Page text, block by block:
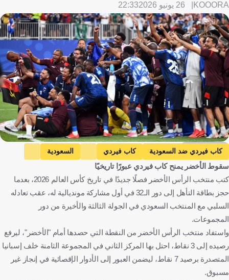
KOOORA 26 يونيو 2026 22:33
Getty Images
كاب فيردي ضد السعودية كاب فيردي
السعودية
كأس العالم
الرأس الأخضر
المملكة العربية السعودية
الولايات المتحدة
كرة قدم
سقوط الأخضر يمنح كاب فيردي عبورًا تاريخيًا
كتب منتخب الرأس الأخضر فصلًا جديدًا في تاريخ كأس العالم 2026، بعدما
حجز بطاقة التأهل إلى دور الـ32 في أول مشاركة مونديالية له، عقب تعادله
السلبي مع المنتخب السعودي في الجولة الثالثة والأخيرة من دور
المجموعات.
واستفاد منتخب الرأس الأخضر من النقطة التي حصدها أمام "الأخضر"، ليرفع
رصيده إلى 3 نقاط، احتل بها المركز الثاني في المجموعة الثامنة خلف إسبانيا
المتصدرة برصيد 7 نقاط، ليضمن العبور إلى الأدوار الإقصائية في إنجاز غير
مسبوق.